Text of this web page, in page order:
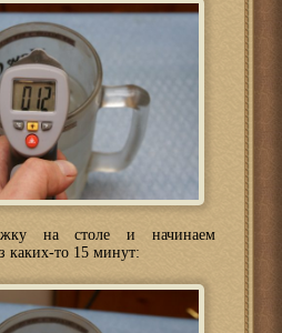
на столе и начинаем
каких-то 15 минут: